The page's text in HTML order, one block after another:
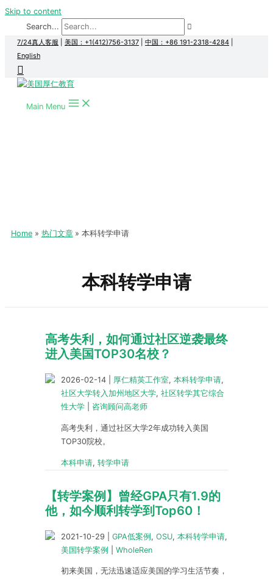
Skip to content
Search...
7/24真人客服 美国：+1(412)756-3137 中国：+86 191-2318-4284
English
Main Menu
Home 热门文章 本科转学申请
本科转学申请
高考失利，如何通过社区逆袭最终
进入美国TOP30名校？
2026-02-14 厚仁精英工作室, 本科转学申请,
社区大学转入加州地区大学, 社区转学其它综合
性大学
咨询顾问高老师
高考失利，通过社区大学2年成功转入美国
TOP30院校。
本科申请, 转学申请
【转学案例】曾经GPA只有1.9的
他，如今顺利转学到Top60！
2021-10-29 GPA低案例, OSU, 本科转学申请,
美国转学案例
WholeRen
初来美国，无法迅速适应美国的学习生活节奏，